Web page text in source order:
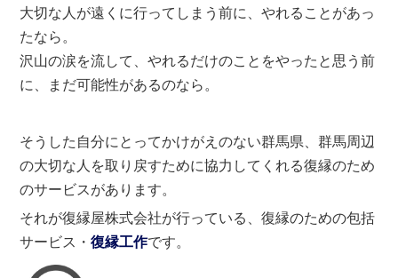
大切な人が遠くに行ってしまう前に、やれることがあっ
たなら。
沢山の涙を流して、やれるだけのことをやったと思う前
に、まだ可能性があるのなら。
そうした自分にとってかけがえのない群馬県、群馬周辺
の大切な人を取り戻すために協力してくれる復縁のため
のサービスがあります。
それが復縁屋株式会社が行っている、復縁のための包括
サービス・復縁工作です。